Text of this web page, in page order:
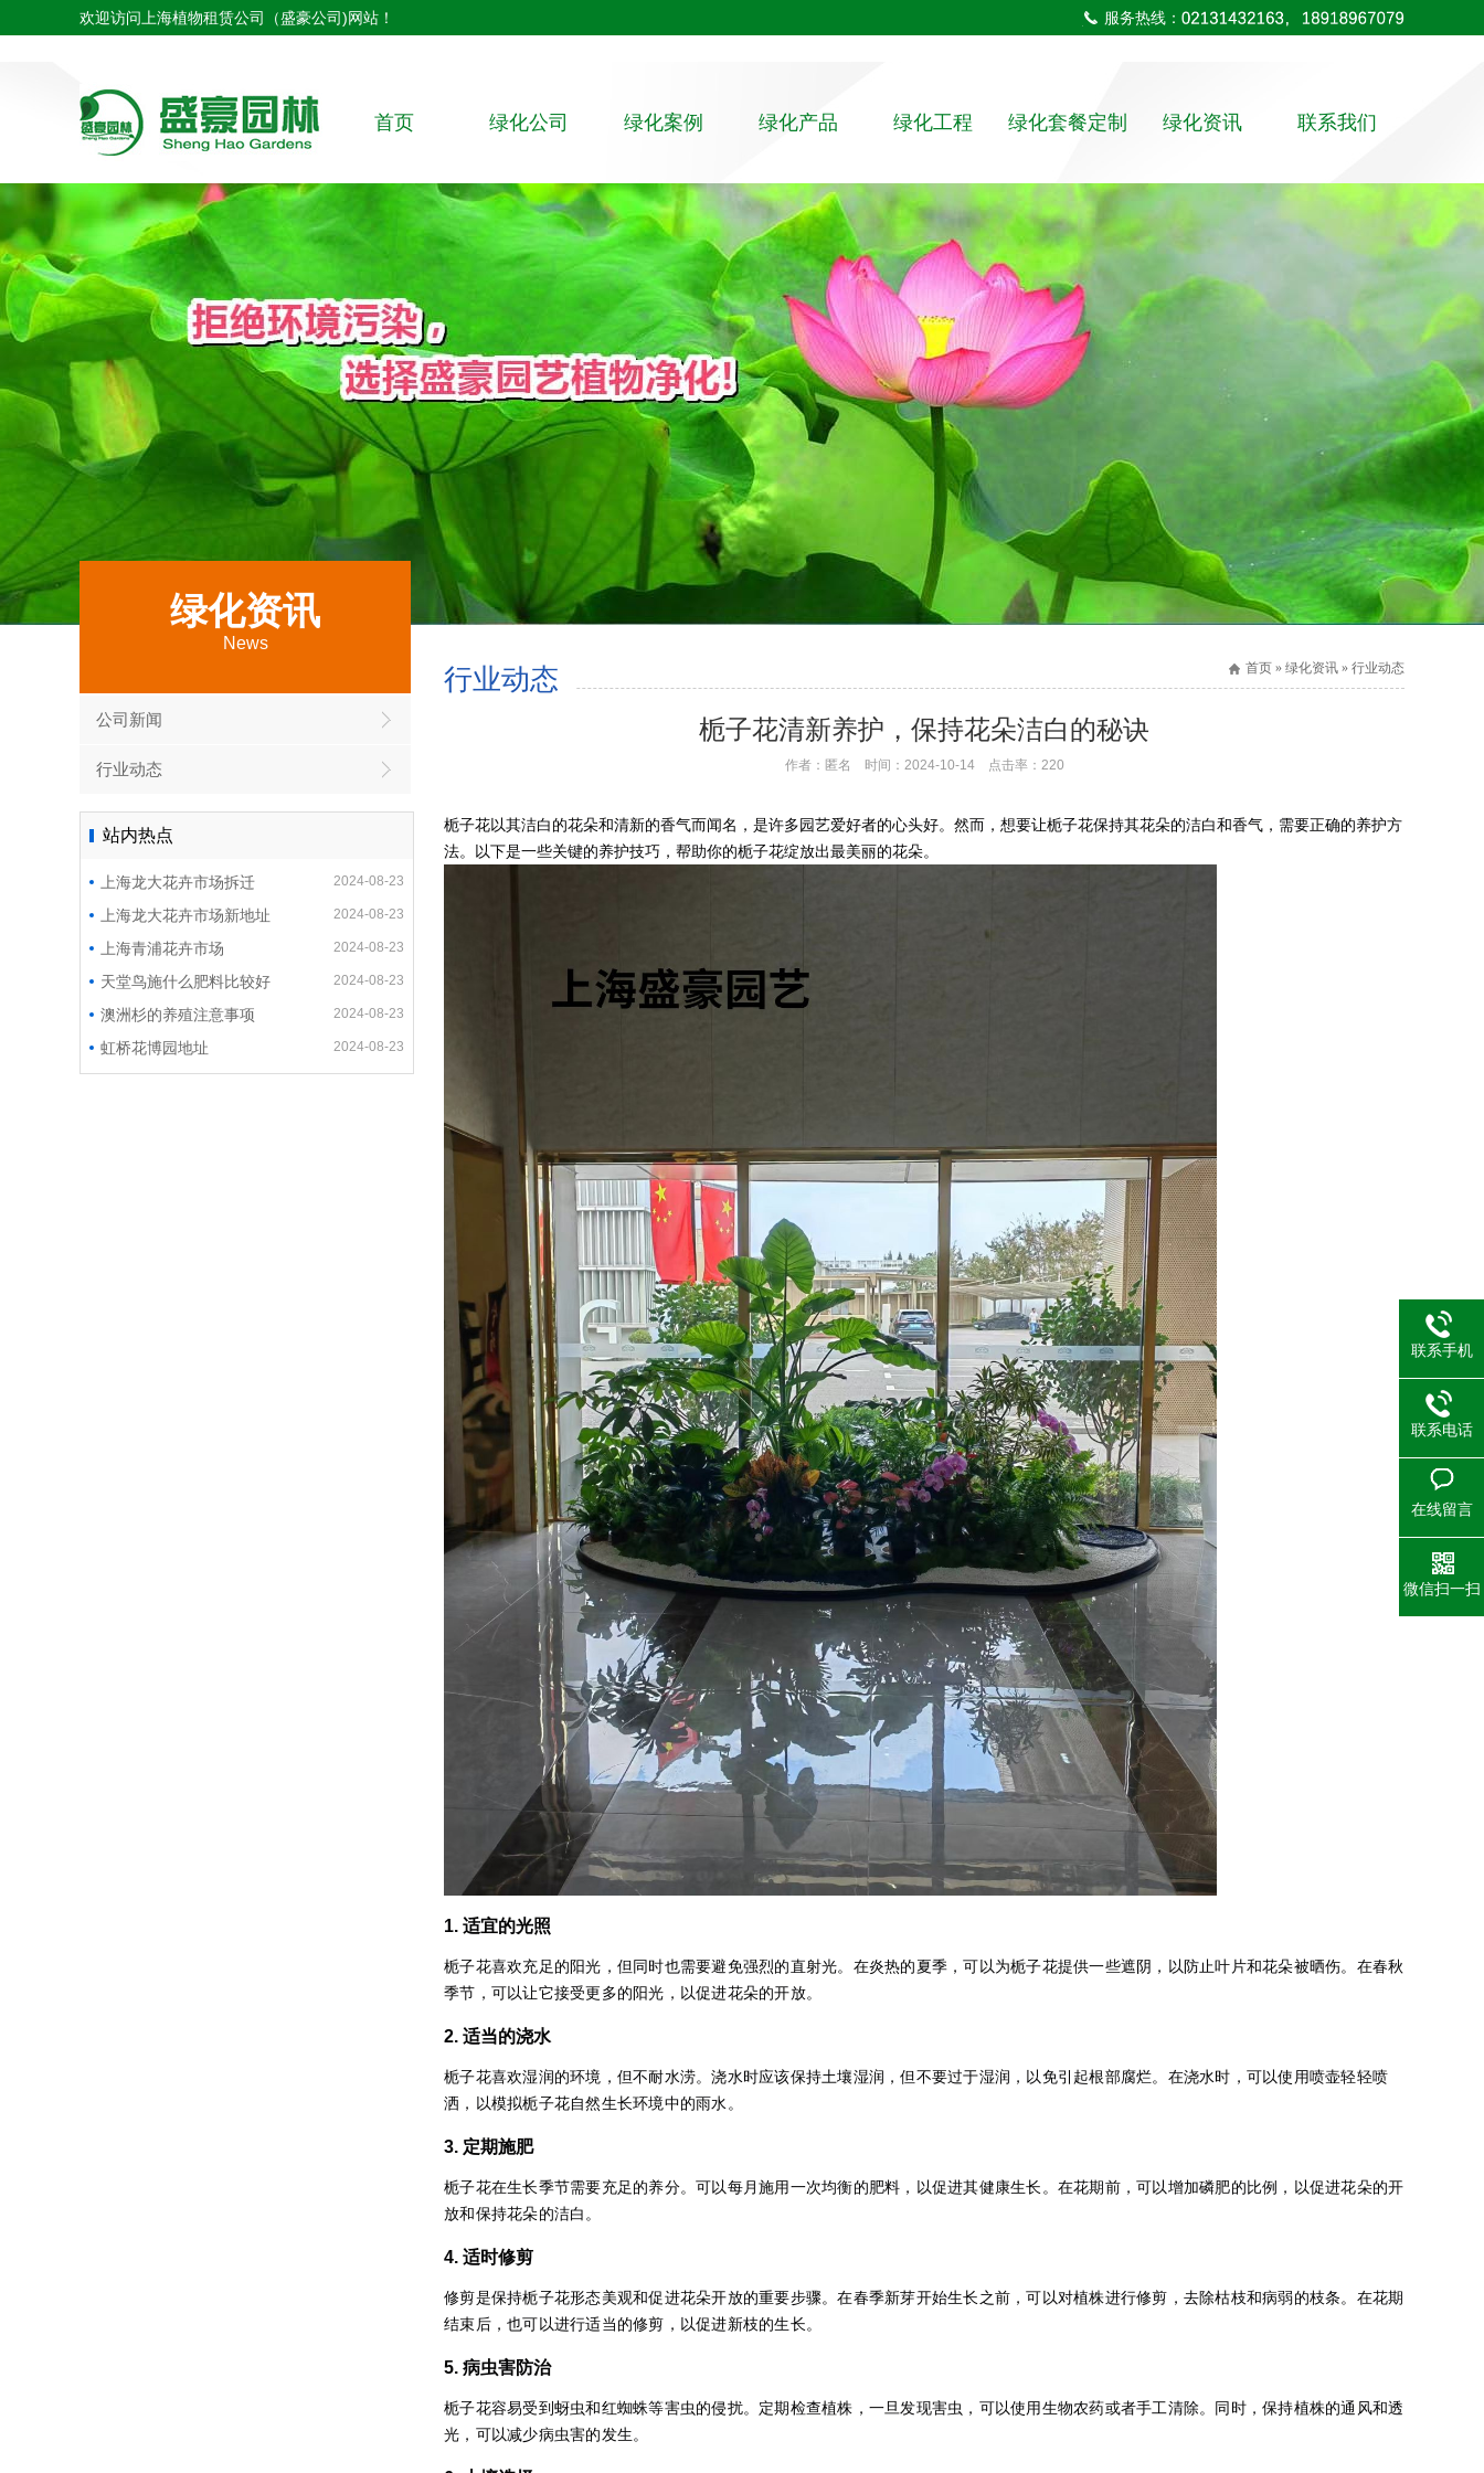
欢迎访问上海植物租赁公司（盛豪公司)网站！ 服务热线：
首页 绿化公司
绿化公司
组织架构
绿化案例
室内植物租赁
室外绿化养护
绿植租赁
绿化产品
大植物
中植物
小植物
植物墙
高档植物
水培植物
绿化工程
园林绿化工程
相关案例
绿化套餐定制
室内植物
室外绿化
花盆系列
高端植物租赁
绿化资讯
公司新闻
联系我们
联系方式
绿化资讯
News
公司新闻
行业动态
站内热点
2024-08-23
上海龙大花卉市场拆迁
2024-08-23
上海龙大花卉市场新地址
2024-08-23
上海青浦花卉市场
2024-08-23
天堂鸟施什么肥料比较好
2024-08-23
澳洲杉的养殖注意事项
2024-08-23
虹桥花博园地址
行业动态 首页 » 绿化资讯 » 行业动态
栀子花清新养护，保持花朵洁白的秘诀
作者：匿名 时间：2024-10-14 点击率： 220
栀子花以其洁白的花朵和清新的香气而闻名，是许多园艺爱好者的心头好。然而，想要让栀子花保持其花朵的洁白和香气，需要正确的养护方
法。以下是一些关键的养护技巧，帮助你的栀子花绽放出最美丽的花朵。
1. 适宜的光照
栀子花喜欢充足的阳光，但同时也需要避免强烈的直射光。在炎热的夏季，可以为栀子花提供一些遮阴，以防止叶片和花朵被晒伤。在春秋
季节，可以让它接受更多的阳光，以促进花朵的开放。
2. 适当的浇水
栀子花喜欢湿润的环境，但不耐水涝。浇水时应该保持土壤湿润，但不要过于湿润，以免引起根部腐烂。在浇水时，可以使用喷壶轻轻喷
洒，以模拟栀子花自然生长环境中的雨水。
3. 定期施肥
栀子花在生长季节需要充足的养分。可以每月施用一次均衡的肥料，以促进其健康生长。在花期前，可以增加磷肥的比例，以促进花朵的开
放和保持花朵的洁白。
4. 适时修剪
修剪是保持栀子花形态美观和促进花朵开放的重要步骤。在春季新芽开始生长之前，可以对植株进行修剪，去除枯枝和病弱的枝条。在花期
结束后，也可以进行适当的修剪，以促进新枝的生长。
5. 病虫害防治
栀子花容易受到蚜虫和红蜘蛛等害虫的侵扰。定期检查植株，一旦发现害虫，可以使用生物农药或者手工清除。同时，保持植株的通风和透
光，可以减少病虫害的发生。
联系手机
联系电话
在线留言
微信扫一扫